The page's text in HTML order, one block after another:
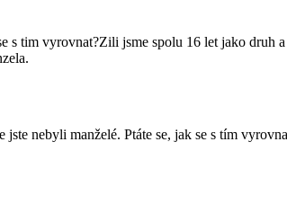
tim vyrovnat?Zili jsme spolu 16 let jako druh
nebyli manželé. Ptáte se, jak se s tím